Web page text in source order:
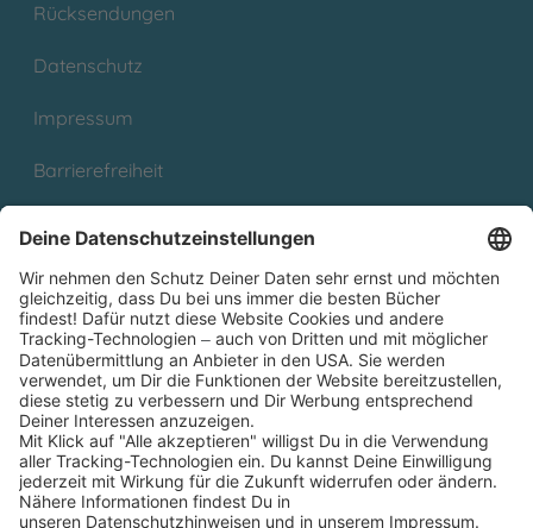
Rücksendungen
Datenschutz
Impressum
Barrierefreiheit
Partnerprogramm (Affiliate)
Folge uns auf
* Versandkostenfrei ab 9,00 € Bestellwert innerhalb
Deutschlands